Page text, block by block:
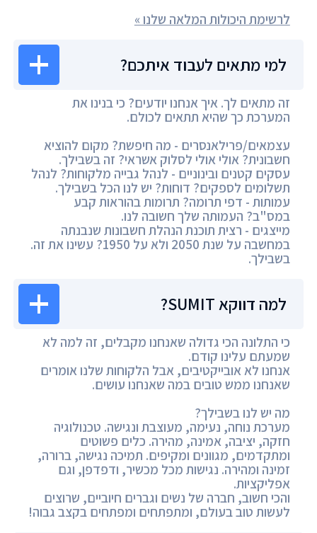
לרשימת היכולות המלאה שלנו »
למי מתאים לעבוד איתכם?
זה מתאים לך. איך אנחנו יודעים? כי בנינו את
המערכת כך שהיא תתאים לכולם.
עצמאים/פרילאנסרים - מה חיפשת? מקום להוציא
חשבונית? אולי אולי לסלוק אשראי? זה בשבילך.
עסקים קטנים ובינוניים - לנהל גבייה מלקוחות? לנהל
תשלומים לספקים? דוחות? יש לנו הכל בשבילך.
עמותות - דפי תרומה? תרומות בהוראות קבע
במס"ב? העמותה שלך חשובה לנו.
מייצגים - רצית תוכנת הנהלת חשבונות שנבנתה
במחשבה על שנת 2050 ולא על 1950? עשינו את זה.
בשבילך.
למה דווקא SUMIT?
כי התלונה הכי גדולה שאנחנו מקבלים, זה למה לא
שמעתם עלינו קודם.
אנחנו לא אובייקטיבים, אבל הלקוחות שלנו אומרים
שאנחנו ממש טובים במה שאנחנו עושים.
מה יש לנו בשבילך?
מערכת נוחה, נעימה, מעוצבת ונגישה. טכנולוגיה
חזקה, יציבה, אמינה, מהירה. כלים פשוטים
ומתקדמים, מגוונים ומקיפים. תמיכה נגישה, ברורה,
זמינה ומהירה. נגישות מכל מכשיר, ודפדפן, וגם
אפליקציות.
והכי חשוב, חברה של נשים וגברים חיוביים, שרוצים
לעשות טוב בעולם, ומתפתחים ומפתחים בקצב גבוה!